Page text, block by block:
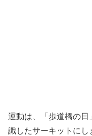
運動は、「歩道橋の
識したサーキットにし